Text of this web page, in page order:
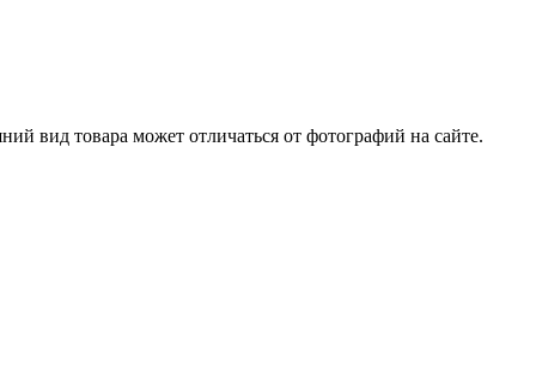
вид товара может отличаться от фотографий на сайте.